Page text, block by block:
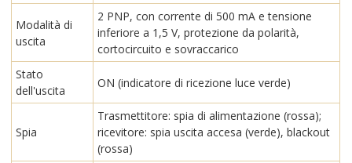
Modalità di
uscita
2 PNP, con corrente di 500 mA e tensione
inferiore a 1,5 V, protezione da polarità,
cortocircuito e sovraccarico
Stato
dell'uscita
ON (indicatore di ricezione luce verde)
Spia
Trasmettitore: spia di alimentazione (rossa);
ricevitore: spia uscita accesa (verde), blackout
(rossa)